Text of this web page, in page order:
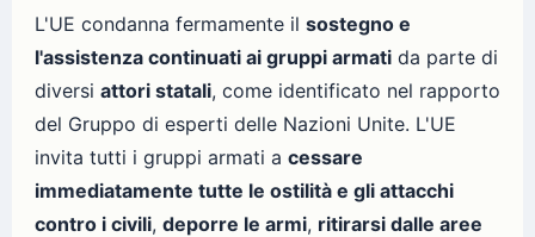
L'UE condanna fermamente il sostegno e
l'assistenza continuati ai gruppi armati da parte di
diversi attori statali, come identificato nel rapporto
del Gruppo di esperti delle Nazioni Unite. L'UE
invita tutti i gruppi armati a cessare
immediatamente tutte le ostilità e gli attacchi
contro i civili, deporre le armi, ritirarsi dalle aree